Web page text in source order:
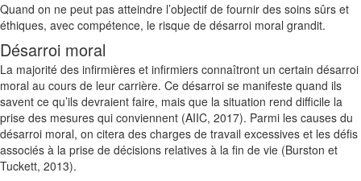
Quand on ne peut pas atteindre l’objectif de fournir des soins sûrs et
éthiques, avec compétence, le risque de désarroi moral grandit.
Désarroi moral
La majorité des infirmières et infirmiers connaîtront un certain désarroi
moral au cours de leur carrière. Ce désarroi se manifeste quand ils
savent ce qu’ils devraient faire, mais que la situation rend difficile la
prise des mesures qui conviennent (AIIC, 2017). Parmi les causes du
désarroi moral, on citera des charges de travail excessives et les défis
associés à la prise de décisions relatives à la fin de vie (Burston et
Tuckett, 2013).